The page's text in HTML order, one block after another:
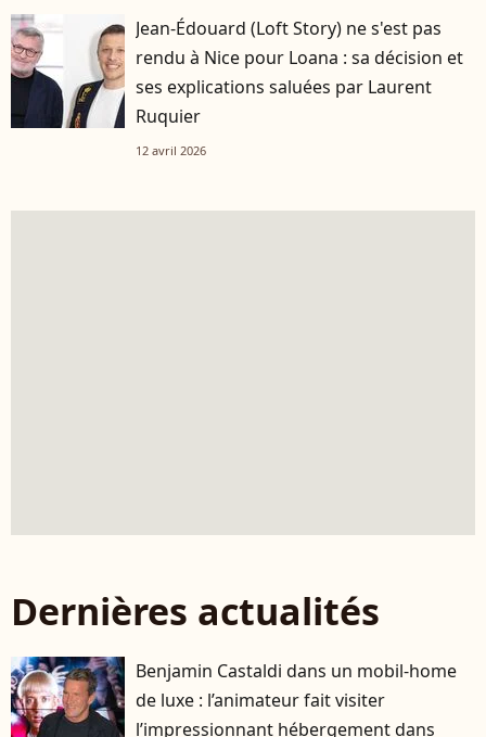
Jean-Édouard (Loft Story) ne s'est pas
rendu à Nice pour Loana : sa décision et
ses explications saluées par Laurent
Ruquier
12 avril 2026
Dernières actualités
Benjamin Castaldi dans un mobil-home
de luxe : l’animateur fait visiter
l’impressionnant hébergement dans